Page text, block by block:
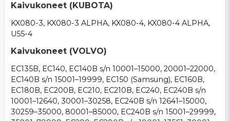
Kaivukoneet (KUBOTA)
KX080-3, KX080-3 ALPHA, KX080-4, KX080-4 ALPHA,
U55-4
Kaivukoneet (VOLVO)
EC135B, EC140, EC140B s/n 10001–15000, 20001–22000,
EC140B s/n 15001–19999, EC150 (Samsung), EC160B,
EC180B, EC200B, EC210, EC210B, EC240, EC240B s/n
10001–12640, 30001–30258, EC240B s/n 12641–15000,
30259–35000, 80001–85000, EC240B s/n 15001–29999,